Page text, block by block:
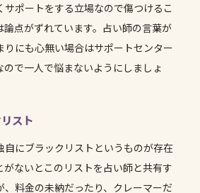
サポートをする立場なので傷つけるこ
論点がずれています。占い師の言葉が
りにも心無い場合はサポートセンター
ので一人で悩まないようにしましょ
スト
自にブラックリストというものが存在
がないとこのリストを占い師と共有す
、料金の未納だったり、クレーマーだ